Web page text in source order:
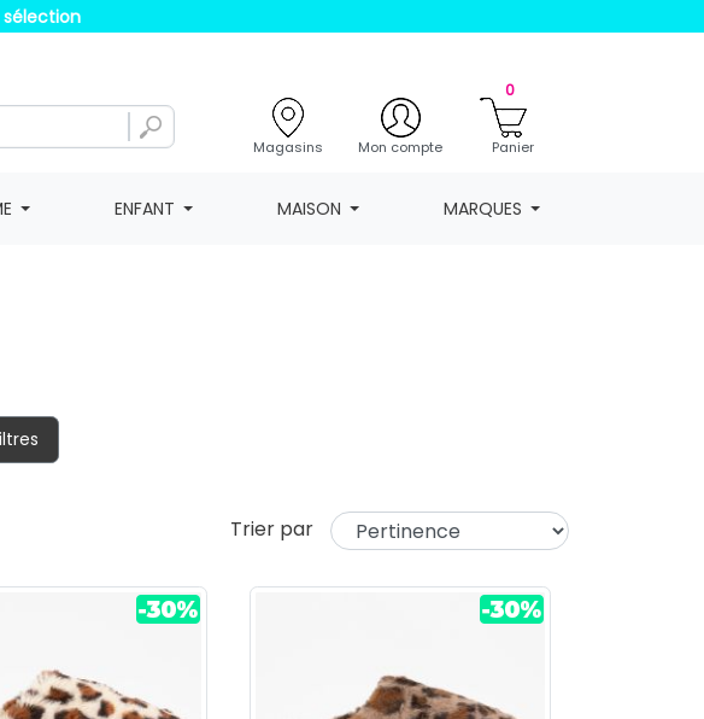
Magasins Mon compte
0
Panier
ENFANT MAISON MARQUES
Trier par